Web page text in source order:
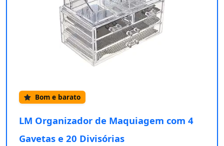
Bom e barato
LM Organizador de Maquiagem com 4
Gavetas e 20 Divisórias